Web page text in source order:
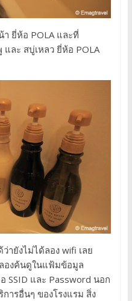
ยี่ห้อ POLA และที่
ละ สบู่เหลว ยี่ห้อ POLA
ายังไม่ได้ลอง wifi เลย
องค้นดูในแฟ้มข้อมูล
SSID และ Password นอก
ารอื่นๆ ของโรงแรม สิ่ง